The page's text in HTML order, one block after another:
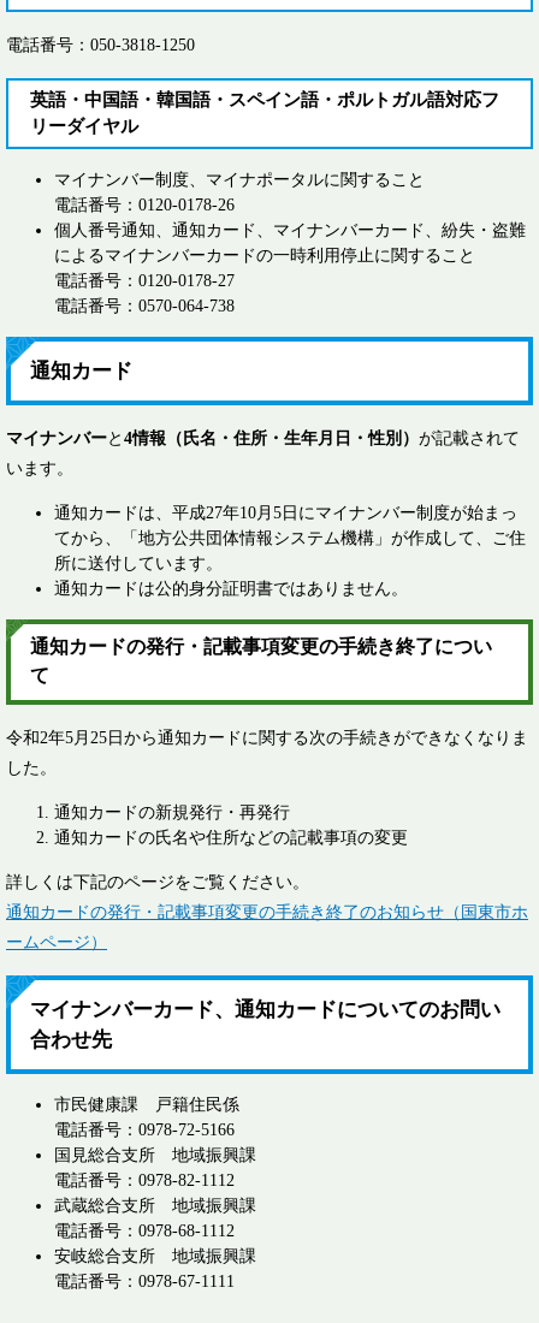
​電話番号：050-3818-1250​
英語・中国語・韓国語・スペイン語・ポルトガル語対応フ
リーダイヤル​
マイナンバー制度、マイナポータルに関すること
電話番号：0120-0178-26
個人番号通知、通知カード、マイナンバーカード、紛失・盗難
によるマイナンバーカードの一時利用停止に関すること
電話番号：0120-0178-27
電話番号：0570-064-738
通知カード
マイナンバーと 4情報（氏名・住所・生年月日・性別） が記載されて
います。
通知カードは、平成27年10月5日にマイナンバー制度が始まっ
てから、「地方公共団体情報システム機構」が作成して、ご住
所に送付しています。
通知カードは公的身分証明書ではありません。
通知カードの発行・記載事項変更の手続き終了につい
て
令和2年5月25日から通知カードに関する次の手続きができなくなりま
した。
通知カードの新規発行・再発行
通知カードの氏名や住所などの記載事項の変更
詳しくは下記のページをご覧ください。
通知カードの発行・記載事項変更の手続き終了のお知らせ（国東市ホ
ームページ）
マイナンバーカード、通知カードについてのお問い
合わせ先
市民健康課 戸籍住民係
電話番号：0978-72-5166
国見総合支所 地域振興課
電話番号：0978-82-1112
武蔵総合支所 地域振興課
電話番号：0978-68-1112
安岐総合支所 地域振興課
電話番号：0978-67-1111